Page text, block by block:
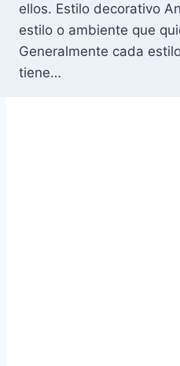
ellos. Estilo decorativo
estilo o ambiente que
Generalmente cada
tiene…